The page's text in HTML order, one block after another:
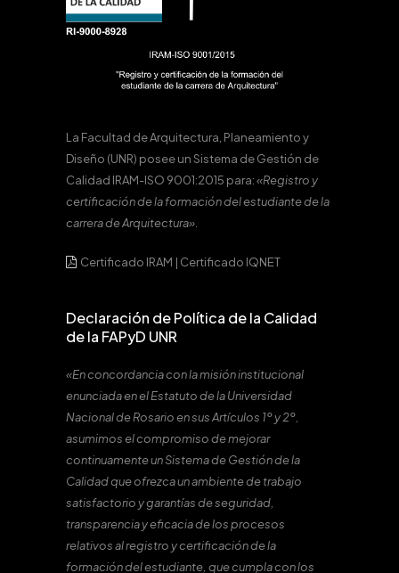
La Facultad de Arquitectura, Planeamiento y
Diseño (UNR) posee un Sistema de Gestión de
Calidad IRAM-ISO 9001:2015 para:«Registro y
certificación de la formación del estudiante de la
carrera de Arquitectura».
Certificado IRAM | Certificado IQNET
Declaración de Política de la Calidad
de la FAPyD UNR
«En concordancia con la misión institucional
enunciada en el Estatuto de la Universidad
Nacional de Rosario en sus Artículos 1º y 2º,
asumimos el compromiso de mejorar
continuamente un Sistema de Gestión de la
Calidad que ofrezca un ambiente de trabajo
satisfactorio y garantías de seguridad,
transparencia y eficacia de los procesos
relativos al registro y certificación de la
formación del estudiante, que cumpla con los